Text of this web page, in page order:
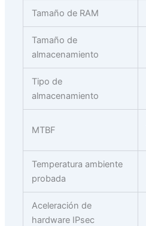
Tamaño de RAM
Tamaño de
almacenamiento
Tipo de
almacenamiento
MTBF
Temperatura ambiente
probada
Aceleración de
hardware IPsec